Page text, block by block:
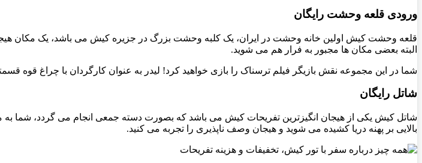
ورودی قلعه وحشت رایگان
قلعه وحشت کیش اولین خانه وحشت در ایران، یک کلبه وحشت بزرگ در جزيره کيش می باشد، يک مکان
البته بعضی مکان ها مجبور به فرار هم می شوید.
شما در این مجموعه نقش بازیگر فیلم ترسناک را بازی خواهید کرد! لیدر به عنوان کارگردان با چراغ قوه
شاتل رایگان
بالایی بر پهنه دریا کشیده می شوید و هیجان وصف ناپذیری را تجربه می کنید.